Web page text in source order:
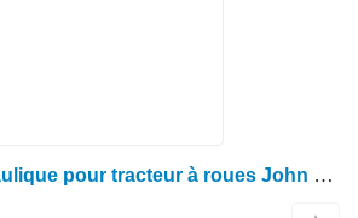
Distributeur hydraulique pour tracteur à roues John Deere 6630